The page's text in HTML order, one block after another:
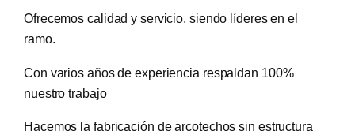
Ofrecemos calidad y servicio, siendo líderes en el
ramo.
Con varios años de experiencia respaldan 100%
nuestro trabajo
Hacemos la fabricación de arcotechos sin estructura